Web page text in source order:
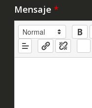
Mensaje *